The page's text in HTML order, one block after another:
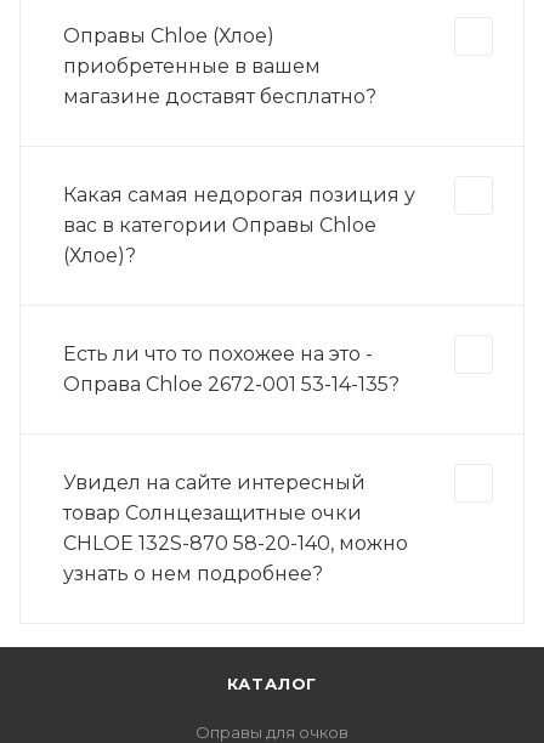
Оправы Chloe (Хлое)
приобретенные в вашем
магазине доставят бесплатно?
Какая самая недорогая позиция у
вас в категории Оправы Chloe
(Хлое)?
Есть ли что то похожее на это -
Оправа Chloe 2672-001 53-14-135?
Увидел на сайте интересный
товар Солнцезащитные очки
CHLOE 132S-870 58-20-140, можно
узнать о нем подробнее?
КАТАЛОГ
Оправы для очков